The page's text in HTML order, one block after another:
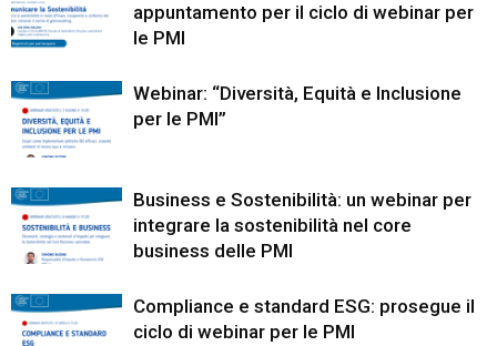
appuntamento per il ciclo di webinar per
le PMI
Webinar: “Diversità, Equità e Inclusione
per le PMI”
Business e Sostenibilità: un webinar per
integrare la sostenibilità nel core
business delle PMI
Compliance e standard ESG: prosegue il
ciclo di webinar per le PMI